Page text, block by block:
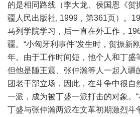
的是相同路线（李大龙、侯国恩《贺
疆人民出版社, 1999，第361页）。
马列学院学习，后一直在外工作，
疆。“小匈牙利事件”发生时，贺振新
年。由于工作时间短，他个人和丁盛
但他是随王震、张仲瀚等人一起入疆
团老干部立场，因此，在斗争中很自
一派，成为被丁盛一派打击的对象。
丁盛与张仲瀚两派在文革初期激烈斗